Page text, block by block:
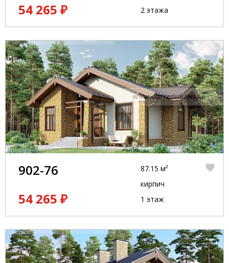
54 265 ₽
2 этажа
902-76
54 265 ₽
87.15 м²
кирпич
1 этаж